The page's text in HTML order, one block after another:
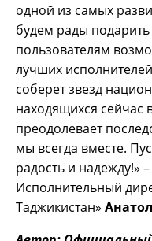
одной из самых
будем рады
пользователям
лучших
соберет звезд
находящихся сейчас
преодолевает
мы всегда вместе.
радость и надежду!»
Исполнительный
Таджикистан»